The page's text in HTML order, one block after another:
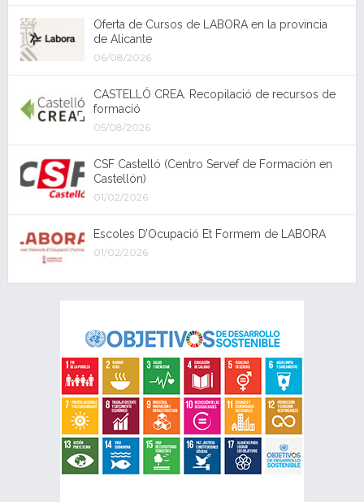
Oferta de Cursos de LABORA en la provincia
de Alicante
06/08/2026
CASTELLÓ CREA. Recopilació de recursos de
formació
05/08/2026
CSF Castelló (Centro Servef de Formación en
Castellón)
01/02/2026
Escoles D’Ocupació Et Formem de LABORA
01/02/2026